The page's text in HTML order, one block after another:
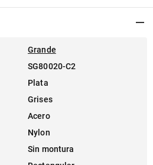
Grande
SG80020-C2
Plata
Grises
Acero
Nylon
Sin montura